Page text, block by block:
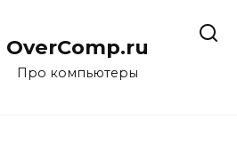
OverComp.ru
Про компьютеры